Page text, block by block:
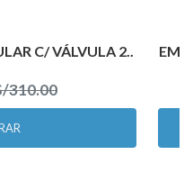
C/ VÁLVULA 2..
310.00